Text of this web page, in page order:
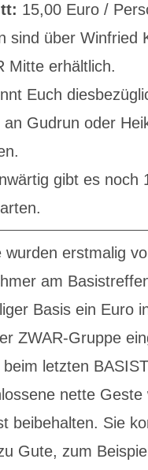
15,00 Euro /
sind über Winfried
Mitte erhältlich.
Euch
an Gudrun oder
gibt es noch
wurden erstmalig
am
Basis ein Euro
ZWAR-Gruppe
beim letzten
nette Geste
beibehalten. Sie
Gute, zum